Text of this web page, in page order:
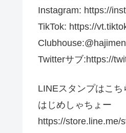
Instagram: https://
TikTok: https://
Clubhouse:@hajimen
Twitterサブ:https://
LINEスタンプはこち
はじめしゃちょー
https://store.line.me/